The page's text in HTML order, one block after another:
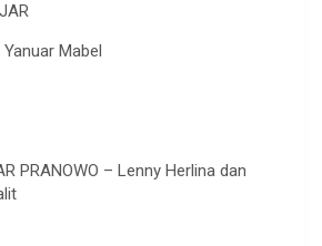
Mabel
PRANOWO – Lenny Herlina dan